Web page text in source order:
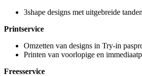
3shape designs met uitgebreide
Printservice
Omzetten van designs in Try-in
Printen van voorlopige en
Freesservice